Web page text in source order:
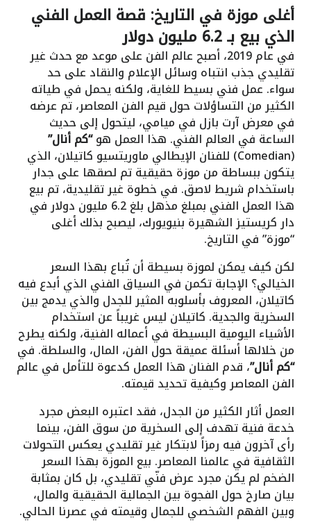
أغلى موزة في التاريخ: قصة العمل الفني
الذي بيع بـ 6.2 مليون دولار
في عام 2019، أصبح عالم الفن على موعد مع حدث غير
تقليدي جذب انتباه وسائل الإعلام والنقاد على حد
سواء. عمل فني بسيط للغاية، ولكنه يحمل في طياته
الكثير من التساؤلات حول قيم الفن المعاصر، تم عرضه
في معرض آرت بازل في ميامي، ليتحول إلى حديث
الساعة في العالم الفني. هذا العمل هو“كم أنال”
(Comedian) للفنان الإيطالي ماوريتسيو كاتيلان، الذي
يتكون ببساطة من موزة حقيقية تم لصقها على جدار
باستخدام شريط لاصق. في خطوة غير تقليدية، تم بيع
هذا العمل الفني بمبلغ مذهل بلغ 6.2 مليون دولار في
دار كريستيز الشهيرة بنيويورك، ليصبح بذلك أغلى
“موزة” في التاريخ.
لكن كيف يمكن لموزة بسيطة أن تُباع بهذا السعر
الخيالي؟ الإجابة تكمن في السياق الفني الذي أبدع فيه
كاتيلان، المعروف بأسلوبه المثير للجدل والذي يدمج بين
السخرية والجدية. كاتيلان ليس غريباً عن استخدام
الأشياء اليومية البسيطة في أعماله الفنية، ولكنه يطرح
من خلالها أسئلة عميقة حول الفن، المال، والسلطة. في
“كم أنال”، قدم الفنان هذا العمل كدعوة للتأمل في عالم
الفن المعاصر وكيفية تحديد قيمته.
العمل أثار الكثير من الجدل، فقد اعتبره البعض مجرد
خدعة فنية تهدف إلى السخرية من سوق الفن، بينما
رأى آخرون فيه رمزاً لابتكار غير تقليدي يعكس التحولات
الثقافية في عالمنا المعاصر. بيع الموزة بهذا السعر
الضخم لم يكن مجرد عرض فنّي تقليدي، بل كان بمثابة
بيان صارخ حول الفجوة بين الجمالية الحقيقية والمال،
وبين الفهم الشخصي للجمال وقيمته في عصرنا الحالي.